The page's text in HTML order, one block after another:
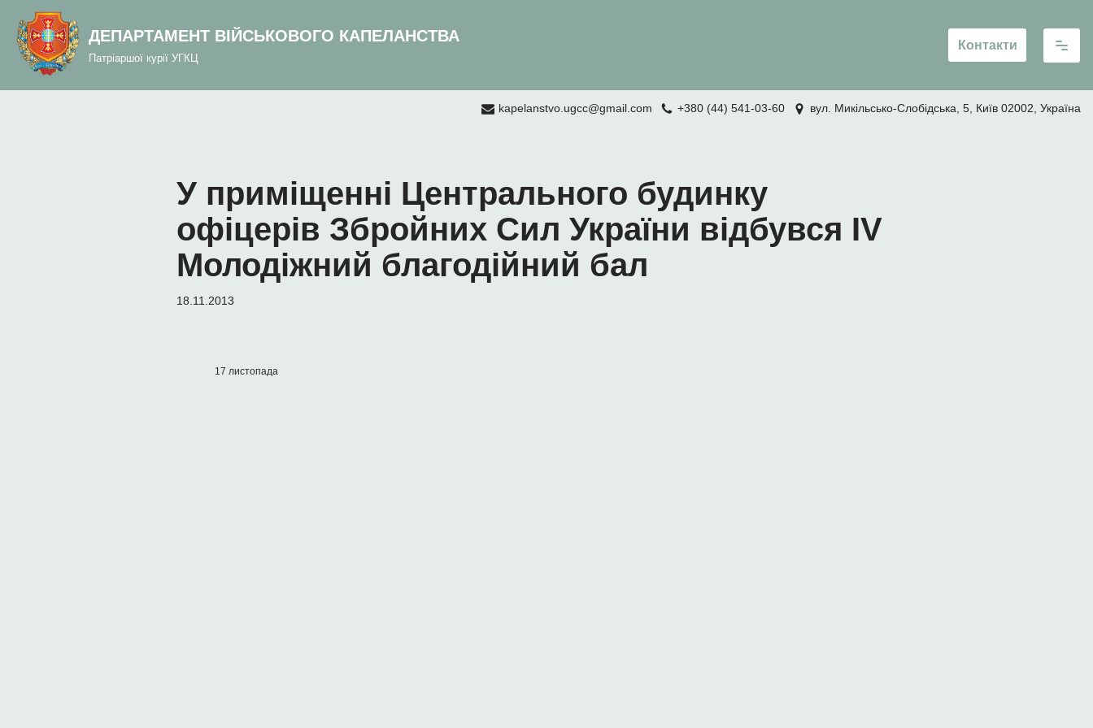
вмісту
Перейти
вмісту
ДЕПАРТАМЕНТ ВІЙСЬКОВОГО КАПЕЛАНСТВА
Патріаршої курії УГКЦ
Контакти
kapelanstvo.ugcc@gmail.com +380 (44) 541-03-60 вул. Микільсько-Слобідська, 5, Київ 02002, Україна
У приміщенні Центрального будинку
офіцерів Збройних Сил України відбувся IV
Молодіжний благодійний бал
18.11.2013
17 листопада